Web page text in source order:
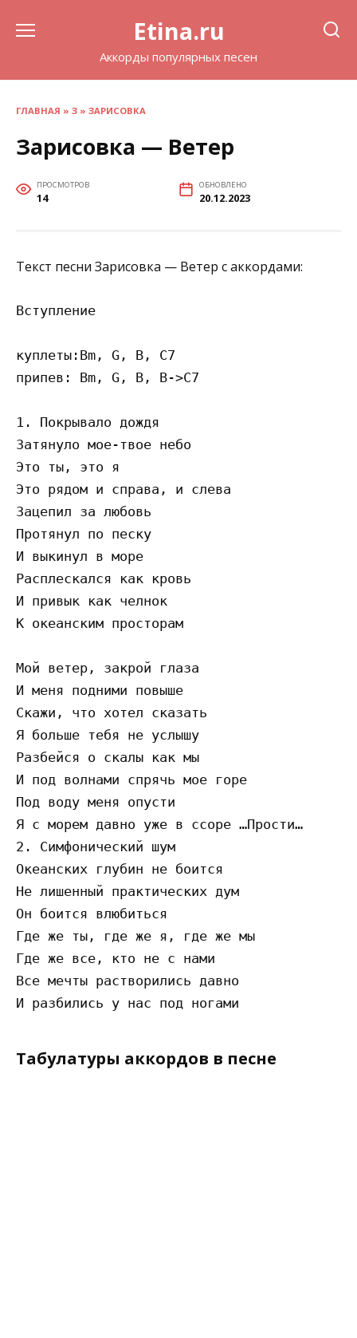
Etina.ru
Аккорды популярных песен
ГЛАВНАЯ » З » ЗАРИСОВКА
Зарисовка — Ветер
ПРОСМОТРОВ
14
ОБНОВЛЕНО
20.12.2023
Текст песни Зарисовка — Ветер с аккордами:
Вступление
куплеты:Bm, G, B, C7
припев: Bm, G, B, B->C7
1. Покрывало дождя
Затянуло мое-твое небо
Это ты, это я
Это рядом и справа, и слева
Зацепил за любовь
Протянул по песку
И выкинул в море
Расплескался как кровь
И привык как челнок
К океанским просторам
Мой ветер, закрой глаза
И меня подними повыше
Скажи, что хотел сказать
Я больше тебя не услышу
Разбейся о скалы как мы
И под волнами спрячь мое горе
Под воду меня опусти
Я с морем давно уже в ссоре …Прости…
2. Симфонический шум
Океанских глубин не боится
Не лишенный практических дум
Он боится влюбиться
Где же ты, где же я, где же мы
Где же все, кто не с нами
Все мечты растворились давно
Табулатуры аккордов в песне